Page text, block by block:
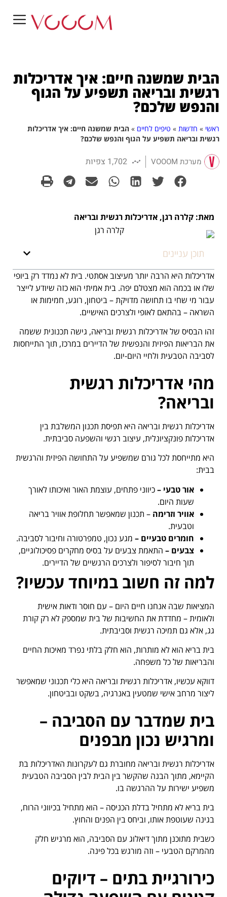
הבית שמשנה חיים: איך אדריכלות
רגשית ובריאה תשפיע על הגוף
והנפש שלכם?
ראשי » חדשות » טיפים לחיים » הבית שמשנה חיים: איך אדריכלות
רגשית ובריאה תשפיע על הגוף והנפש שלכם?
מערכת VOOOM 1,702 צפיות
מאת: קלרה רגן, אדריכלות רגשית ובריאה
תוכן עניינים
אדריכלות היא הרבה יותר מעיצוב אסתטי. בית לא נמדד רק ביופי
שלו או בכמה הוא מצטלם יפה. בית אמיתי הוא כזה שיודע לייצר
עבור מי שחי בו תחושה מדויקת – ביטחון, רוגע, חמימות או
השראה – בהתאם לאופי ולצרכים האישיים.
זהו הבסיס של אדריכלות רגשית ובריאה, גישה תכנונית ששמה
את הבריאות הפיזית והנפשית של הדיירים במרכז, תוך התייחסות
לסביבה הטבעית ולחיי היום-יום.
מהי אדריכלות רגשית
ובריאה?
אדריכלות רגשית ובריאה היא תפיסת תכנון המשלבת בין
אדריכלות פונקציונלית, עיצוב רגשי והשפעה סביבתית.
היא מתייחסת לכל גורם שמשפיע על התחושה הפיזית והרגשית
בבית:
אור טבעי –כיווני פתחים, עוצמת האור ואיכותו לאורך
שעות היום.
אוויר וזרימה – תכנון שמאפשר תחלופת אוויר בריאה
וטבעית.
חומרים טבעיים – מגע נכון, טמפרטורה וחיבור לסביבה.
צבעים – התאמת צבעים על בסיס מחקרים פסיכולוגיים,
תוך חיבור לסיפור ולצרכים הרגשיים של הדיירים.
למה זה חשוב במיוחד עכשיו?
המציאות שבה אנחנו חיים היום – עם חוסר ודאות אישית
ולאומית – מחדדת את החשיבות של בית שמספק לא רק קורת
גג, אלא גם תמיכה רגשית וסביבתית.
בית בריא הוא לא מותרות, הוא חלק בלתי נפרד מאיכות החיים
והבריאות של כל משפחה.
דווקא עכשיו, אדריכלות רגשית ובריאה היא כלי תכנוני שמאפשר
ליצור מרחב אישי שמטעין באנרגיה, בשקט ובביטחון.
בית שמדבר עם הסביבה –
ומרגיש נכון מבפנים
אדריכלות רגשית ובריאה מחוברת גם לעקרונות האדריכלות בת
הקיימא, מתוך הבנה שהקשר בין הבית לבין הסביבה הטבעית
משפיע ישירות על ההרגשה בו.
בית בריא לא מתחיל בדלת הכניסה – הוא מתחיל בכיווני הרוח,
בגינה שעוטפת אותו, וביחס בין הפנים והחוץ.
כשבית מתוכנן מתוך דיאלוג עם הסביבה, הוא מרגיש חלק
מהמרקם הטבעי – וזה מורגש בכל פינה.
כירורגיית בתים – דיוקים